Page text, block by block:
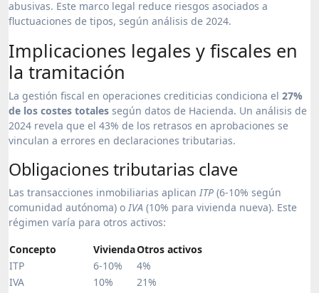
abusivas. Este marco legal reduce riesgos asociados a
fluctuaciones de tipos, según análisis de 2024.
Implicaciones legales y fiscales en
la tramitación
La gestión fiscal en operaciones crediticias condiciona el 27%
de los costes totales según datos de Hacienda. Un análisis de
2024 revela que el 43% de los retrasos en aprobaciones se
vinculan a errores en declaraciones tributarias.
Obligaciones tributarias clave
Las transacciones inmobiliarias aplican ITP (6-10% según
comunidad autónoma) o IVA (10% para vivienda nueva). Este
régimen varía para otros activos:
Concepto
ViviendaOtros activos
ITP
6-10%
4%
IVA
10%
21%